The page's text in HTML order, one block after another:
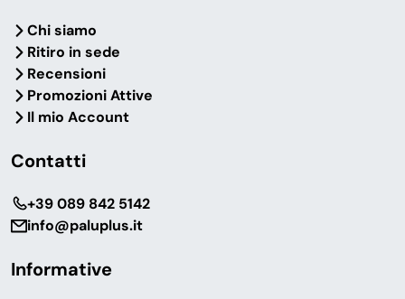
Chi siamo
Ritiro in sede
Recensioni
Promozioni Attive
Il mio Account
Contatti
‎+39 089 842 5142
info@paluplus.it
Informative